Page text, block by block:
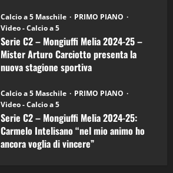
Calcio a 5 Maschile
PRIMO PIANO
Video - Calcio a 5
Serie C2 – Mongiuffi Melia 2024-25 –
Mister Arturo Carciotto presenta la
nuova stagione sportiva
Calcio a 5 Maschile
PRIMO PIANO
Video - Calcio a 5
Serie C2 – Mongiuffi Melia 2024-25:
Carmelo Intelisano “nel mio animo ho
ancora voglia di vincere”
“SportEmpire” in Podcast: 26^ Puntata
(Martedi 07 Aprile 2026)
08/04/2026
“SportEmpire” in Podcast: 30^ Puntata
(Martedi 05 Maggio 2026)
08/05/2026